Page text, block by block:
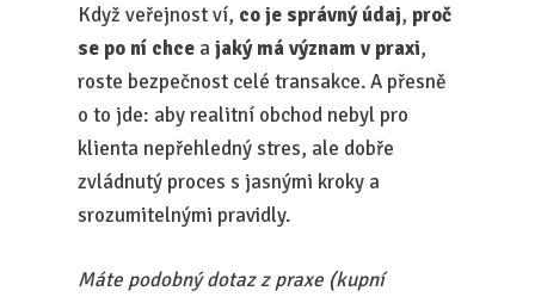
Když veřejnost ví, co je správný údaj, proč
se po ní chcea jaký má význam v praxi,
roste bezpečnost celé transakce. A přesně
o to jde: aby realitní obchod nebyl pro
klienta nepřehledný stres, ale dobře
zvládnutý proces s jasnými kroky a
srozumitelnými pravidly.
Máte podobný dotaz z praxe (kupní